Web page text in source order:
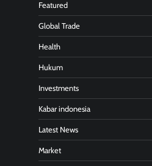
Featured
Global Trade
Health
Hukum
Investments
Kabar indonesia
Latest News
Market